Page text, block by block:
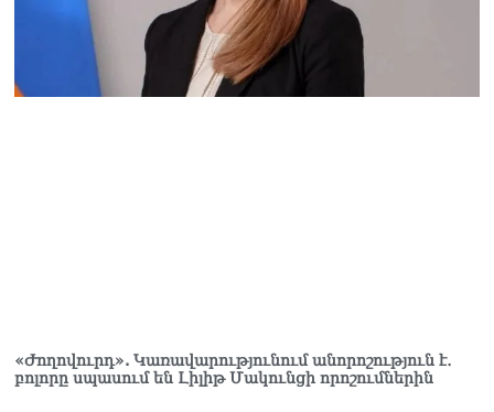
«Ժողովուրդ». Կառավարությունում անորոշություն է․
բոլորը սպասում են Լիլիթ Մակունցի որոշումներին